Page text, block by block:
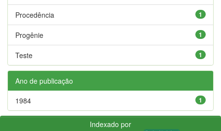
1
Procedência
1
Progênie
1
Teste
Ano de publicação
1
1984
Indexado por